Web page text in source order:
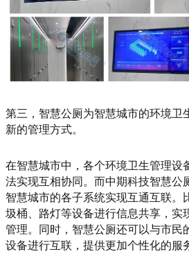
第三，智慧公厕为智慧城市的环境卫
新的管理方式。
在智慧城市中，各个环境卫生管理设
法实现互相协同。而中期科技智慧公
智慧城市的各子系统实现互通互联。
圾桶、路灯等设备进行信息共享，实
管理。同时，智慧公厕还可以与市民
设备进行互联，提供更加个性化的服